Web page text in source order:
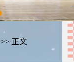
>> 正文